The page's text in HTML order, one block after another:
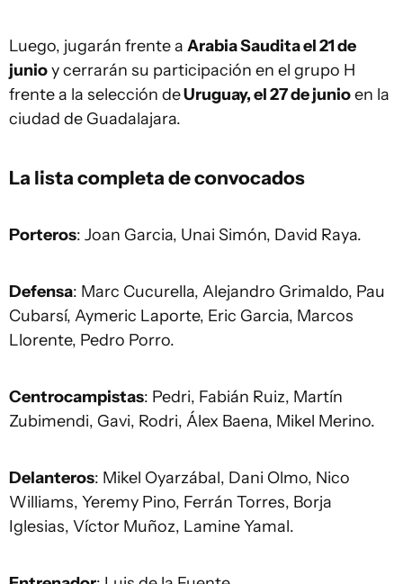
Luego, jugarán frente a Arabia Saudita el 21 de
junioy cerrarán su participación en el grupo H
frente a la selección deUruguay, el 27 de junioen la
ciudad de Guadalajara.
La lista completa de convocados
Porteros: Joan Garcia, Unai Simón, David Raya.
Defensa: Marc Cucurella, Alejandro Grimaldo, Pau
Cubarsí, Aymeric Laporte, Eric Garcia, Marcos
Llorente, Pedro Porro.
Centrocampistas: Pedri, Fabián Ruiz, Martín
Zubimendi, Gavi, Rodri, Álex Baena, Mikel Merino.
Delanteros: Mikel Oyarzábal, Dani Olmo, Nico
Williams, Yeremy Pino, Ferrán Torres, Borja
Iglesias, Víctor Muñoz, Lamine Yamal.